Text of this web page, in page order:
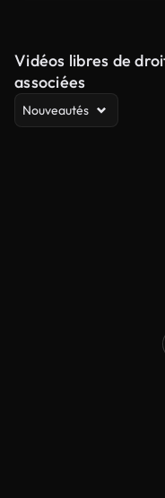
Vidéos libres de
associées
Nouveautés